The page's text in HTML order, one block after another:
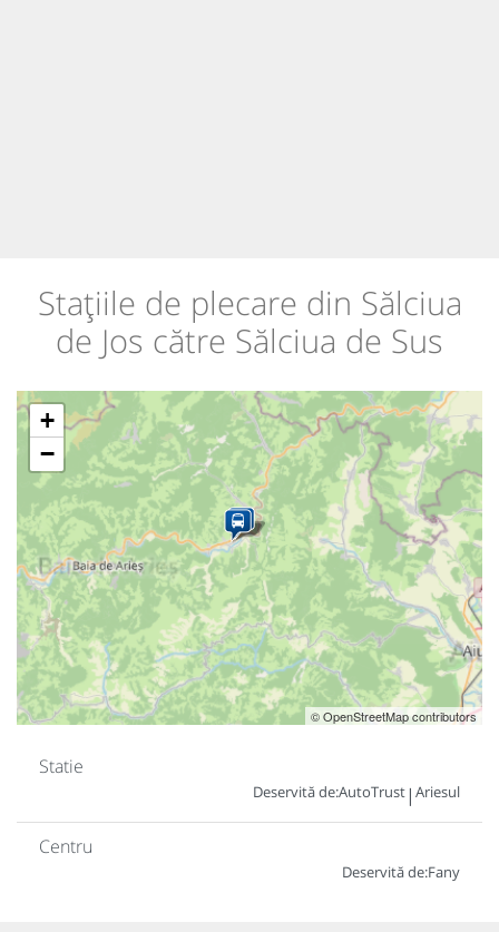
Stațiile de plecare din Sălciua
de Jos către Sălciua de Sus
+
−
© OpenStreetMap contributors
Statie
Deservită de:AutoTrust| Ariesul
Centru
Deservită de:Fany